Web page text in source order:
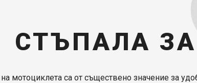
СТЪПАЛА
мотоциклета са от съществено значение за